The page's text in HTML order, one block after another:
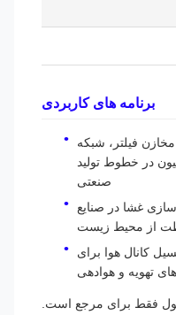
برنامه های کاربردی
فیلتر، شبکه
خطوط تولید
صنعتی
در صنایع
محیط زیست
هوا برای
و هوادهی
برای مرجع است.